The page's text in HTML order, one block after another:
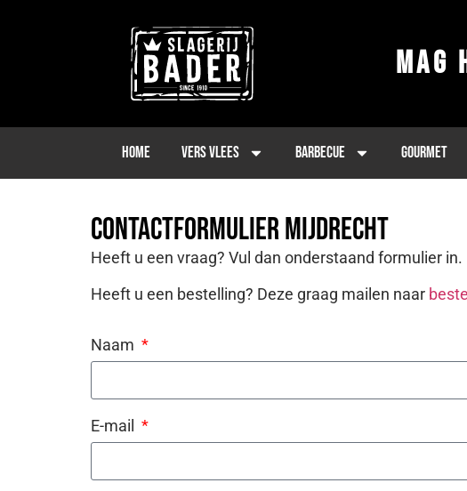
Home Vers vlees Barbecue Gourmet
Contactformulier mijdrecht
Heeft u een vraag? Vul dan onderstaand formulier in.
Heeft u een bestelling? Deze graag mailen naar
Naam
E-mail